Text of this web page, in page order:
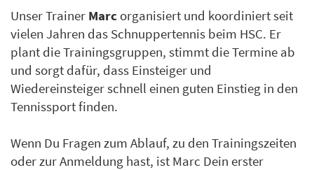
Unser Trainer Marc organisiert und koordiniert seit
vielen Jahren das Schnuppertennis beim HSC. Er
plant die Trainingsgruppen, stimmt die Termine ab
und sorgt dafür, dass Einsteiger und
Wiedereinsteiger schnell einen guten Einstieg in den
Tennissport finden.
Wenn Du Fragen zum Ablauf, zu den Trainingszeiten
oder zur Anmeldung hast, ist Marc Dein erster